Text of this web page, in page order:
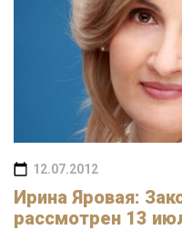
12.07.2012
Ирина Яровая:
рассмотрен 13